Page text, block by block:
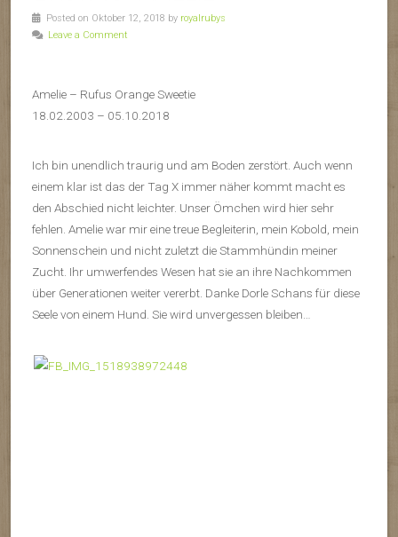
Posted on Oktober 12, 2018 by royalrubys
Leave a Comment
Amelie – Rufus Orange Sweetie
18.02.2003 – 05.10.2018
Ich bin unendlich traurig und am Boden zerstört. Auch wenn
einem klar ist das der Tag X immer näher kommt macht es
den Abschied nicht leichter. Unser Ömchen wird hier sehr
fehlen. Amelie war mir eine treue Begleiterin, mein Kobold, mein
Sonnenschein und nicht zuletzt die Stammhündin meiner
Zucht. Ihr umwerfendes Wesen hat sie an ihre Nachkommen
über Generationen weiter vererbt. Danke Dorle Schans für diese
Seele von einem Hund. Sie wird unvergessen bleiben…